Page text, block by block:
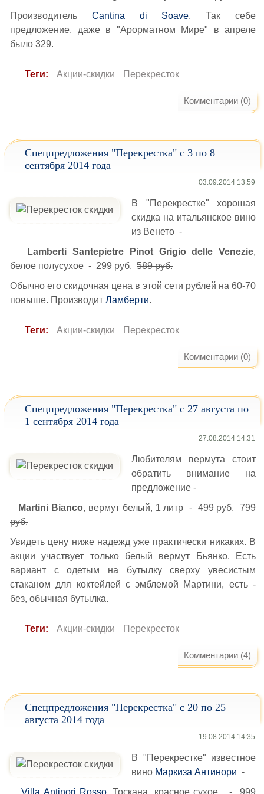
Производитель Cantina di Soave. Так себе
предложение, даже в "Арорматном Мире" в апреле
было 329.
Теги: Акции-скидки Перекресток
Комментарии (0)
Спецпредложения "Перекрестка" с 3 по 8
сентября 2014 года
03.09.2014 13:59
В "Перекрестке" хорошая
скидка на итальянское вино
из Венето -
Lamberti Santepietre Pinot Grigio delle Venezie,
белое полусухое - 299 руб. 589 руб.
Обычно его скидочная цена в этой сети рублей на 60-70
повыше. Производит Ламберти.
Теги: Акции-скидки Перекресток
Комментарии (0)
Спецпредложения "Перекрестка" с 27 августа по
1 сентября 2014 года
27.08.2014 14:31
Любителям вермута стоит
обратить внимание на
предложение -
Martini Bianco, вермут белый, 1 литр - 499 руб.799
руб.
Увидеть цену ниже надежд уже практически никаких. В
акции участвует только белый вермут Бьянко. Есть
вариант с одетым на бутылку сверху увесистым
стаканом для коктейлей с эмблемой Мартини, есть -
без, обычная бутылка.
Теги: Акции-скидки Перекресток
Комментарии (4)
Спецпредложения "Перекрестка" с 20 по 25
августа 2014 года
19.08.2014 14:35
В "Перекрестке" известное
вино Маркиза Антинори -
Villa Antinori Rosso, Тоскана, красное сухое - 999